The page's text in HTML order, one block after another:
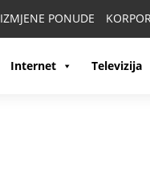
IZMJENE PONUDE
Internet Televizija